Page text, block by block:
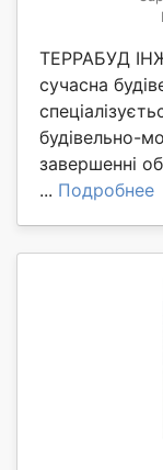
ТЕРРАБУД
сучасна
будівельно-
завершенні
... Подробнее